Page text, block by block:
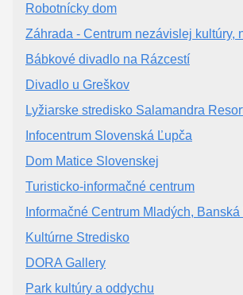
Robotnícky dom
Záhrada - Centrum nezávislej kultúry,
Bábkové divadlo na Rázcestí
Divadlo u Greškov
Lyžiarske stredisko Salamandra
Infocentrum Slovenská Ľupča
Dom Matice Slovenskej
Turisticko-informačné centrum
Informačné Centrum Mladých,
Kultúrne Stredisko
DORA Gallery
Park kultúry a oddychu